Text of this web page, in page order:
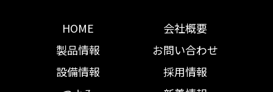
HOME
製品情報
設備情報
会社概要
お問い合わせ
採用情報